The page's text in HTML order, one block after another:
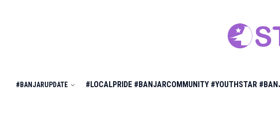
#BANJARUPDATE #LOCALPRIDE #BANJARCOMMUNITY #YOUTHSTAR